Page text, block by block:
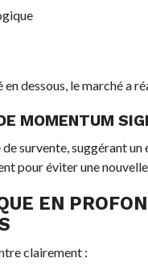
dessous, le marché a
MOMENTUM
survente, suggérant
pour éviter une
EN
clairement :